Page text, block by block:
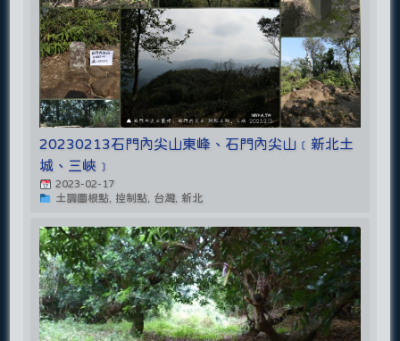
20230213石門內尖山東峰、石門內尖山﹝新北土
城、三峽﹞
2023-02-17
土調圖根點, 控制點, 台灣, 新北